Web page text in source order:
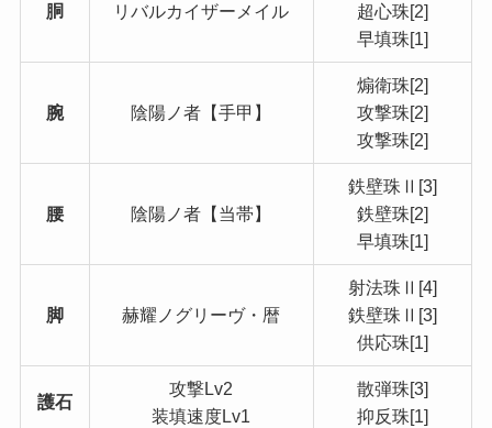
胴 リバルカイザーメイル
超心珠[2]
早填珠[1]
腕 陰陽ノ者【手甲】
煽衛珠[2]
攻撃珠[2]
攻撃珠[2]
腰 陰陽ノ者【当帯】
鉄壁珠Ⅱ[3]
鉄壁珠[2]
早填珠[1]
脚 赫耀ノグリーヴ・暦
射法珠Ⅱ[4]
鉄壁珠Ⅱ[3]
供応珠[1]
護石
攻撃Lv2
装填速度Lv1
散弾珠[3]
抑反珠[1]